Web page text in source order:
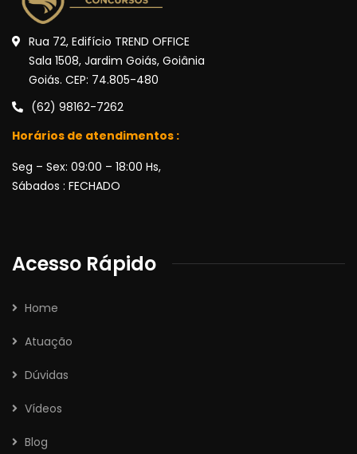
Rua 72, Edifício TREND OFFICE
Sala 1508, Jardim Goiás, Goiânia
Goiás. CEP: 74.805-480
(62) 98162-7262
Horários de atendimentos :
Seg – Sex: 09:00 – 18:00 Hs,
Sábados : FECHADO
Acesso Rápido
Home
Atuação
Dúvidas
Vídeos
Blog